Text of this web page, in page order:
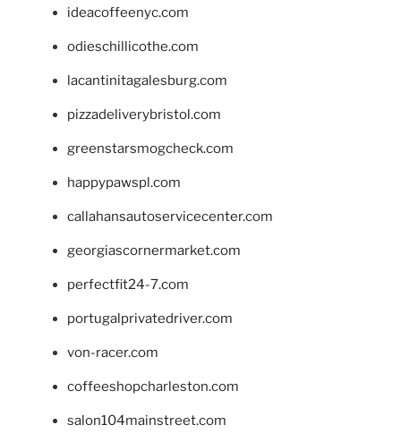
ideacoffeenyc.com
odieschillicothe.com
lacantinitagalesburg.com
pizzadeliverybristol.com
greenstarsmogcheck.com
happypawspl.com
callahansautoservicecenter.com
georgiascornermarket.com
perfectfit24-7.com
portugalprivatedriver.com
von-racer.com
coffeeshopcharleston.com
salon104mainstreet.com